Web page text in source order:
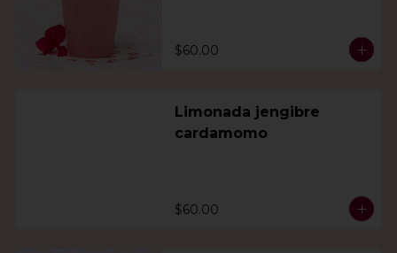
$60.00
Limonada jengibre
cardamomo
$60.00